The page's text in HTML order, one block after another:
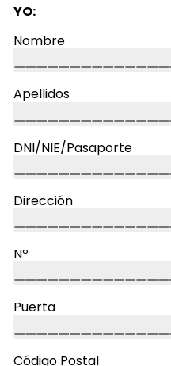
YO:
Nombre
Apellidos
DNI/NIE/Pasaporte
Dirección
Nº
Puerta
Código Postal